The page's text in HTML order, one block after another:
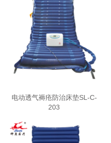
电动透气褥疮防治床垫SL-C-
203